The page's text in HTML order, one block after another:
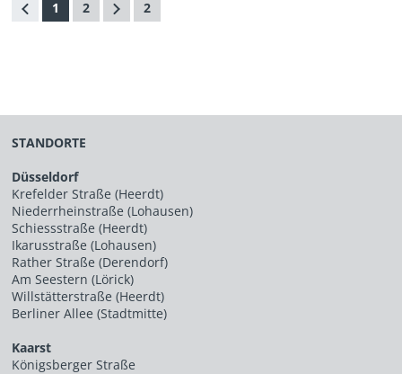
1 2 2
STANDORTE
Düsseldorf
Krefelder Straße (Heerdt)
Niederrheinstraße (Lohausen)
Schiessstraße (Heerdt)
Ikarusstraße (Lohausen)
Rather Straße (Derendorf)
Am Seestern (Lörick)
Willstätterstraße (Heerdt)
Berliner Allee (Stadtmitte)
Kaarst
Königsberger Straße